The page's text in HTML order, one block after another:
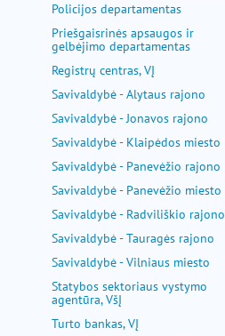
Policijos departamentas
Priešgaisrinės apsaugos ir
gelbėjimo departamentas
Registrų centras, VĮ
Savivaldybė - Alytaus rajono
Savivaldybė - Jonavos rajono
Savivaldybė - Klaipėdos miesto
Savivaldybė - Panevėžio rajono
Savivaldybė - Panevėžio miesto
Savivaldybė - Radviliškio rajono
Savivaldybė - Tauragės rajono
Savivaldybė - Vilniaus miesto
Statybos sektoriaus vystymo
agentūra, VšĮ
Turto bankas, VĮ